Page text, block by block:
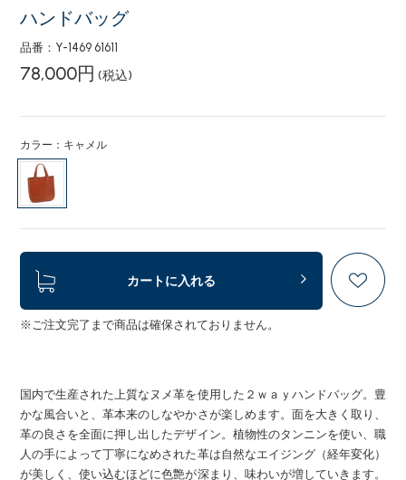
ハンドバッグ
品番：Y-1469 61611
78,000円 (税込)
カラー：キャメル
カートに入れる
※ご注文完了まで商品は確保されておりません。
国内で生産された上質なヌメ革を使用した２ｗａｙハンドバッグ。豊
かな風合いと、革本来のしなやかさが楽しめます。面を大きく取り、
革の良さを全面に押し出したデザイン。植物性のタンニンを使い、職
人の手によって丁寧になめされた革は自然なエイジング（経年変化）
が美しく、使い込むほどに色艶が深まり、味わいが増していきます。